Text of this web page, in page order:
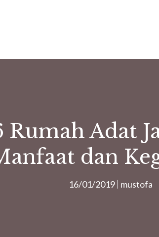
Rumah Adat
dan
16/01/2019 mustofa